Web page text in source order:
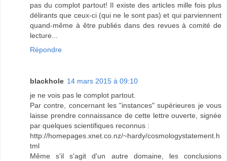
pas du complot partout! Il existe des articles mille fois plus
délirants que ceux-ci (qui ne le sont pas) et qui parviennent
quand-même à être publiés dans des revues à comité de
lecture...
Répondre
blackhole 14 mars 2015 à 09:10
je ne vois pas le complot partout.
Par contre, concernant les "instances" supérieures je vous
laisse prendre connaissance de cette lettre ouverte, signée
par quelques scientifiques reconnus :
http://homepages.xnet.co.nz/~hardy/cosmologystatement.h
tml
Même s'il s'agit d'un autre domaine, les conclusions